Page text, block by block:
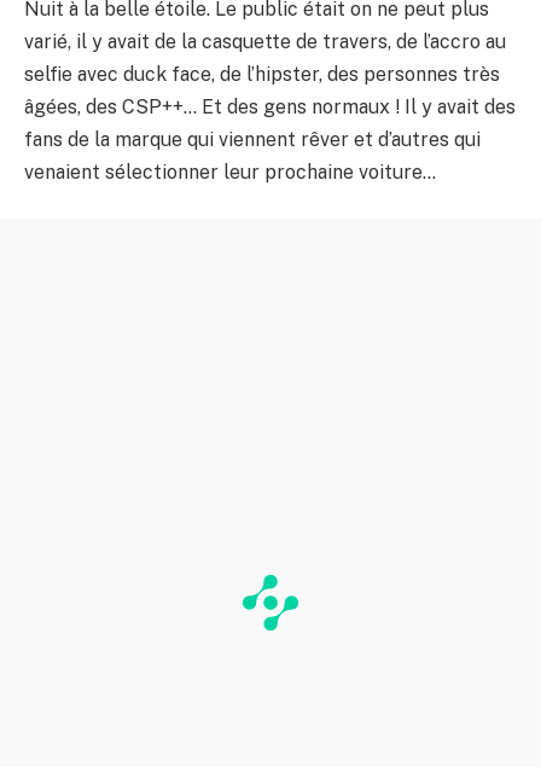
Nuit à la belle étoile. Le public était on ne peut plus
varié, il y avait de la casquette de travers, de l’accro au
selfie avec duck face, de l’hipster, des personnes très
âgées, des CSP++… Et des gens normaux ! Il y avait des
fans de la marque qui viennent rêver et d’autres qui
venaient sélectionner leur prochaine voiture…